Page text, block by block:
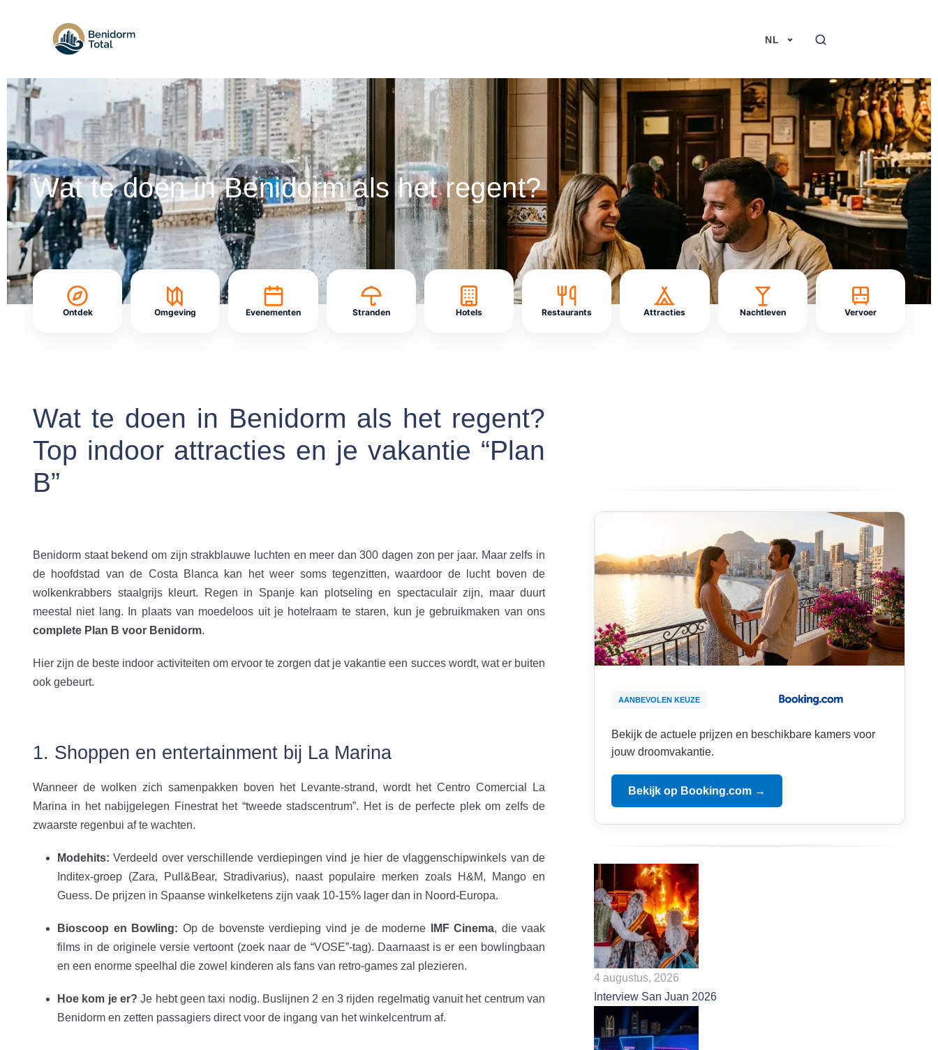
NL
Wat te doen in Benidorm als het regent?
Ontdek Omgeving Evenementen Stranden Hotels Restaurants Attracties Nachtleven Vervoer
Wat te doen in Benidorm als het regent?
Top indoor attracties en je vakantie “Plan
B”
Benidorm staat bekend om zijn strakblauwe luchten en meer dan 300 dagen zon per jaar. Maar zelfs in
de hoofdstad van de Costa Blanca kan het weer soms tegenzitten, waardoor de lucht boven de
wolkenkrabbers staalgrijs kleurt. Regen in Spanje kan plotseling en spectaculair zijn, maar duurt
meestal niet lang. In plaats van moedeloos uit je hotelraam te staren, kun je gebruikmaken van ons
complete Plan B voor Benidorm.
Hier zijn de beste indoor activiteiten om ervoor te zorgen dat je vakantie een succes wordt, wat er buiten
ook gebeurt.
1. Shoppen en entertainment bij La Marina
Wanneer de wolken zich samenpakken boven het Levante-strand, wordt het Centro Comercial La
Marina in het nabijgelegen Finestrat het “tweede stadscentrum”. Het is de perfecte plek om zelfs de
zwaarste regenbui af te wachten.
Modehits: Verdeeld over verschillende verdiepingen vind je hier de vlaggenschipwinkels van de
Inditex-groep (Zara, Pull&Bear, Stradivarius), naast populaire merken zoals H&M, Mango en
Guess. De prijzen in Spaanse winkelketens zijn vaak 10-15% lager dan in Noord-Europa.
Bioscoop en Bowling: Op de bovenste verdieping vind je de moderne IMF Cinema, die vaak
films in de originele versie vertoont (zoek naar de “VOSE”-tag). Daarnaast is er een bowlingbaan
en een enorme speelhal die zowel kinderen als fans van retro-games zal plezieren.
Hoe kom je er? Je hebt geen taxi nodig. Buslijnen 2 en 3 rijden regelmatig vanuit het centrum van
Benidorm en zetten passagiers direct voor de ingang van het winkelcentrum af.
AANBEVOLEN KEUZE
Bekijk de actuele prijzen en beschikbare kamers voor
jouw droomvakantie.
Bekijk op Booking.com →
4 augustus, 2026
Interview San Juan 2026